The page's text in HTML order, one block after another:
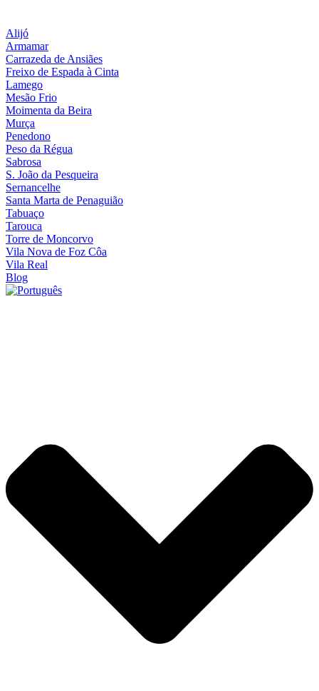
Alijó
Armamar
Carrazeda de Ansiães
Freixo de Espada à Cinta
Lamego
Mesão Frio
Moimenta da Beira
Murça
Penedono
Peso da Régua
Sabrosa
S. João da Pesqueira
Sernancelhe
Santa Marta de Penaguião
Tabuaço
Tarouca
Torre de Moncorvo
Vila Nova de Foz Côa
Vila Real
Blog